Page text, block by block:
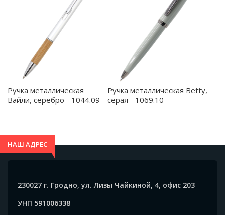
Ручка металлическая
Вайли, серебро - 1044.09
Ручка металлическая Betty,
серая - 1069.10
НАШ АДРЕС
230027 г. Гродно, ул. Лизы Чайкиной, 4, офис 203
УНП 591006338